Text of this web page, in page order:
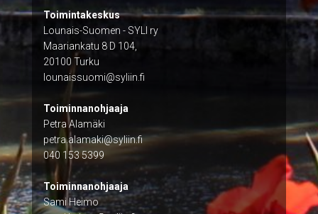
Toimintakeskus
Lounais-Suomen - SYLI ry
Maariankatu 8 D 104,
20100 Turku
lounaissuomi@syliin.fi
Toiminnanohjaaja
Petra Alamäki
petra.alamaki@syliin.fi
040 153 5399
Toiminnanohjaaja
Sami Heimo